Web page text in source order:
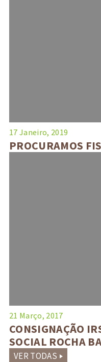
17 Janeiro, 2019
PROCURAMOS
21 Março, 2017
CONSIGNAÇÃO
SOCIAL ROCHA
VER TODAS